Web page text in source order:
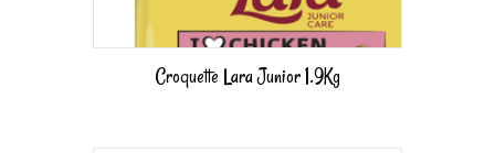
Croquette Lara Junior 1.9Kg